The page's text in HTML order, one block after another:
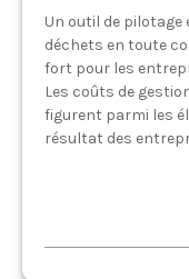
Un outil de
déchets en toute
fort pour les
Les coûts de
figurent parmi les
résultat des